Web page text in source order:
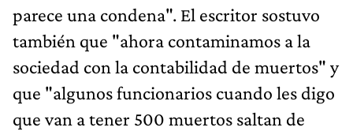
parece una condena". El escritor sostuvo
también que "ahora contaminamos a la
sociedad con la contabilidad de muertos" y
que "algunos funcionarios cuando les digo
que van a tener 500 muertos saltan de